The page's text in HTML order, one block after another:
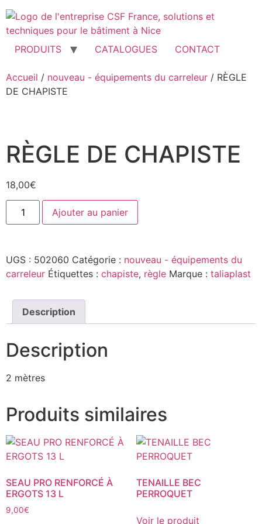
Aller
au
contenu
PRODUITS
CATALOGUES CONTACT
Accueil / nouveau - équipements du carreleur / RÈGLE
DE CHAPISTE
RÈGLE DE CHAPISTE
18,00€
quantité
RÈGLE
Ajouter au panier
UGS : 502060 Catégorie : nouveau - équipements du
carreleur Étiquettes : chapiste, règle Marque : taliaplast
Description
Description
2 mètres
Produits similaires
SEAU PRO RENFORCÉ À
ERGOTS 13 L
9,00€
TENAILLE BEC
PERROQUET
Voir le produit